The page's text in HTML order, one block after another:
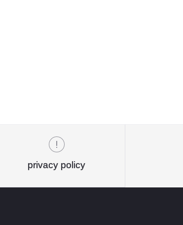
privacy policy